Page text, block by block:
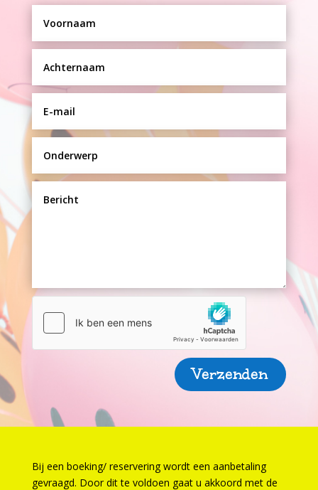
Verzenden
Bij een boeking/ reservering wordt een aanbetaling
gevraagd. Door dit te voldoen gaat u akkoord met de